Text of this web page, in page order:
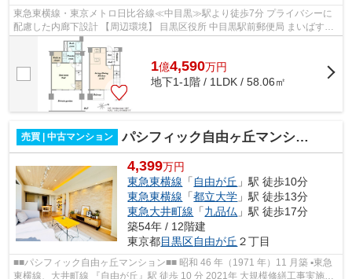
東急東横線・東京メトロ日比谷線≪中目黒≫駅より徒歩7分 プライバシーに
配慮した内廊下設計 【周辺環境】 目黒区役所 中目黒駅前郵便局 まいばすけ
っと 目黒中央中学校 中目黒小学校
1億4,590万円
地下1-1階 / 1LDK / 58.06㎡
売買 | 中古マンション パシフィック自由ヶ丘マンション
4,399万円
東急東横線 「 自由が丘 」駅 徒歩10分
東急東横線 「都立大学 」駅 徒歩13分
東急大井町線 「九品仏 」駅 徒歩17分
築54年 / 12階建
東京都目黒区自由が丘 ２丁目
■■パシフィック自由ヶ丘マンション■■ 昭和 46 年（1971 年）11 月築 ▪東急
東横線、大井町線 『自由が丘』駅 徒歩 10 分 2021年 大規模修繕工事実施済